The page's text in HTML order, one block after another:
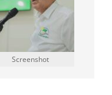
Screenshot